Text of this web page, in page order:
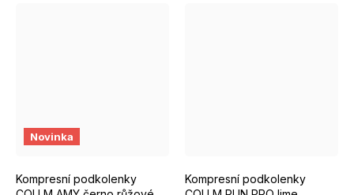
Novinka
Kompresní podkolenky
S/M EUR 37-39
Kompresní podkolenky